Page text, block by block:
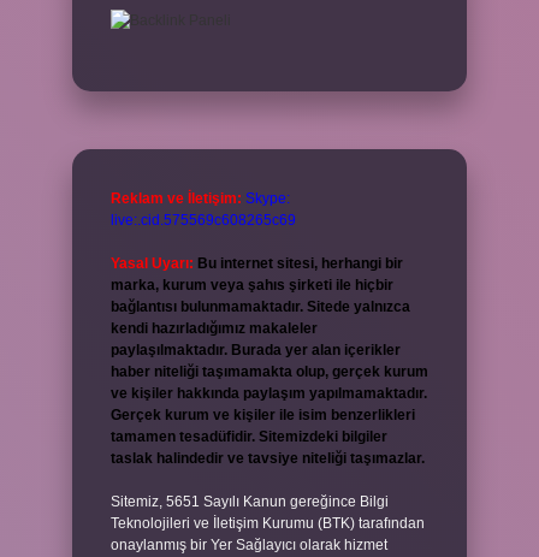
Reklam ve İletişim: Skype:
live:.cid.575569c608265c69
Yasal Uyarı: Bu internet sitesi, herhangi bir
marka, kurum veya şahıs şirketi ile hiçbir
bağlantısı bulunmamaktadır. Sitede yalnızca
kendi hazırladığımız makaleler
paylaşılmaktadır. Burada yer alan içerikler
haber niteliği taşımamakta olup, gerçek kurum
ve kişiler hakkında paylaşım yapılmamaktadır.
Gerçek kurum ve kişiler ile isim benzerlikleri
tamamen tesadüfidir. Sitemizdeki bilgiler
taslak halindedir ve tavsiye niteliği taşımazlar.
Sitemiz, 5651 Sayılı Kanun gereğince Bilgi
Teknolojileri ve İletişim Kurumu (BTK) tarafından
onaylanmış bir Yer Sağlayıcı olarak hizmet